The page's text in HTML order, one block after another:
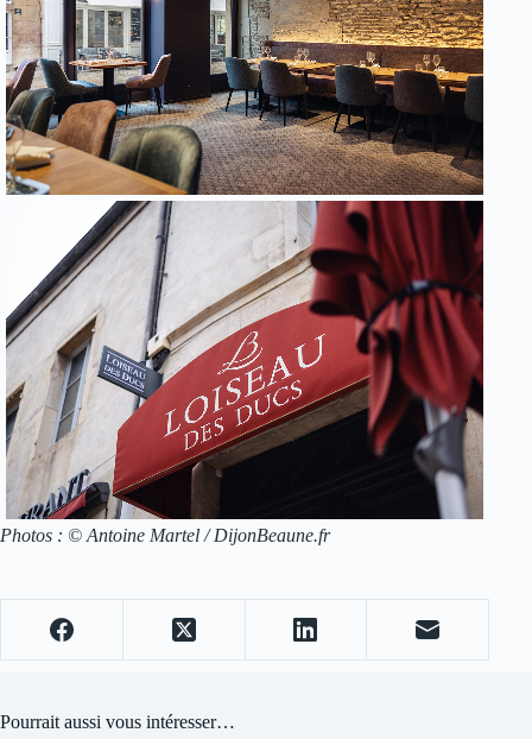
Photos : © Antoine Martel / DijonBeaune.fr
Pourrait aussi vous intéresser…